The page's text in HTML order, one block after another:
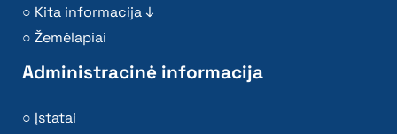
Kita informacija ↓
Žemėlapiai
Administracinė informacija
Įstatai